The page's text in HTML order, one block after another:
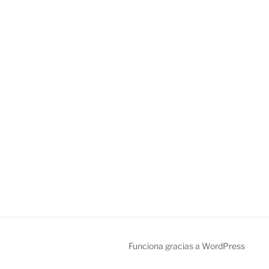
Funciona gracias a WordPress